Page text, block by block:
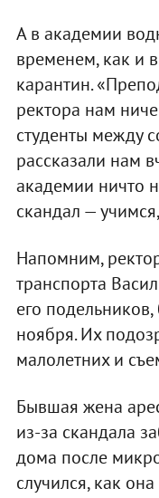
А в академии
временем, как и
карантин.
ректора нам
студенты между
рассказали нам
академии ничто
скандал —
Напомним,
транспорта
его
ноября. Их
малолетних и
Бывшая жена
из-за скандала
дома после
случился, как